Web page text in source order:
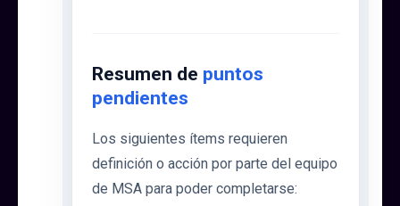
Resumen de puntos
pendientes
Los siguientes ítems requieren
definición o acción por parte del equipo
de MSA para poder completarse: